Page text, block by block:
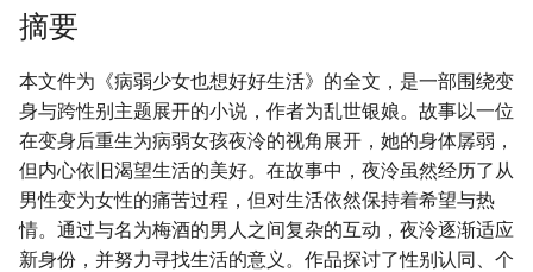
摘要
本文件为《病弱少女也想好好生活》的全文，是一部围绕变
身与跨性别主题展开的小说，作者为乱世银娘。故事以一位
在变身后重生为病弱女孩夜泠的视角展开，她的身体孱弱，
但内心依旧渴望生活的美好。在故事中，夜泠虽然经历了从
男性变为女性的痛苦过程，但对生活依然保持着希望与热
情。通过与名为梅酒的男人之间复杂的互动，夜泠逐渐适应
新身份，并努力寻找生活的意义。作品探讨了性别认同、个